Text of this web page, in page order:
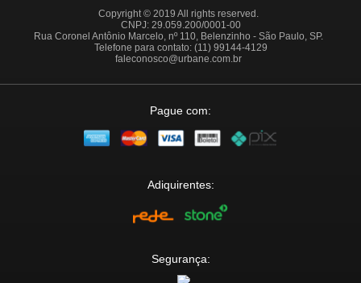
Copyright © 2019 All rights reserved.
CNPJ: 29.059.200/0001-00
Rua Coronel Antônio Marcelo, nº 110, Belenzinho - São Paulo, SP.
Telefone para contato: (11) 99144-4129
faleconosco@urbane.com.br
Pague com:
Adiquirentes:
Segurança: